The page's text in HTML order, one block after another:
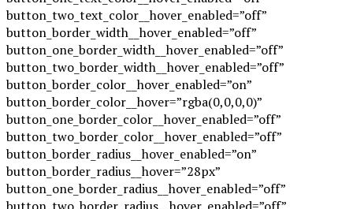
button_two_text_color__hover_enabled=”off”
button_border_width__hover_enabled=”off”
button_one_border_width__hover_enabled=”off”
button_two_border_width__hover_enabled=”off”
button_border_color__hover_enabled=”on”
button_border_color__hover=”rgba(0,0,0,0)”
button_one_border_color__hover_enabled=”off”
button_two_border_color__hover_enabled=”off”
button_border_radius__hover_enabled=”on”
button_border_radius__hover=”28px”
button_one_border_radius__hover_enabled=”off”